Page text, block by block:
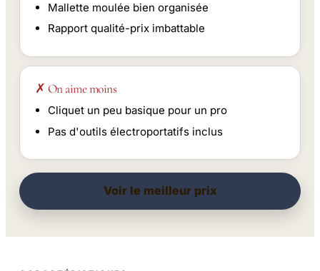
Mallette moulée bien organisée
Rapport qualité-prix imbattable
✗ On aime moins
Cliquet un peu basique pour un pro
Pas d'outils électroportatifs inclus
Voir le meilleur prix